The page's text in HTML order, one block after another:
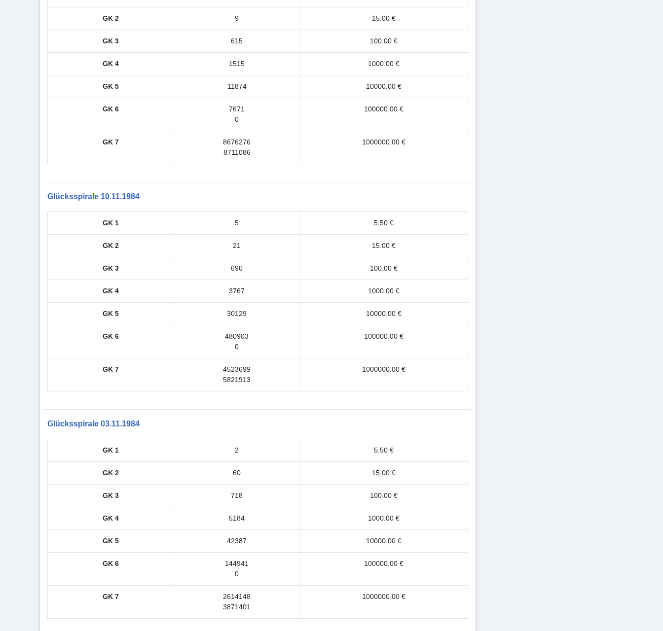
GK 2 9 15.00 €
GK 3 615 100.00 €
GK 4 1515 1000.00 €
GK 5 11874 10000.00 €
GK 6
7671
0
100000.00 €
GK 7
8676276
8711086
1000000.00 €
Glücksspirale 10.11.1984
GK 1 5 5.50 €
GK 2 21 15.00 €
GK 3 690 100.00 €
GK 4 3767 1000.00 €
GK 5 30129 10000.00 €
GK 6
480903
0
100000.00 €
GK 7
4523699
5821913
1000000.00 €
Glücksspirale 03.11.1984
GK 1 2 5.50 €
GK 2 60 15.00 €
GK 3 718 100.00 €
GK 4 5184 1000.00 €
GK 5 42387 10000.00 €
GK 6
144941
0
100000.00 €
GK 7
2614148
3871401
1000000.00 €